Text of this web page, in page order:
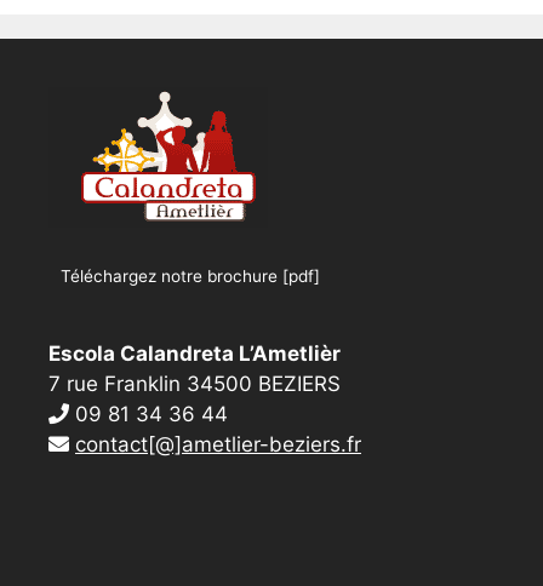
Téléchargez notre brochure [pdf]
Escola Calandreta L’Ametlièr
7 rue Franklin 34500 BEZIERS
09 81 34 36 44
contact[@]ametlier-beziers.fr